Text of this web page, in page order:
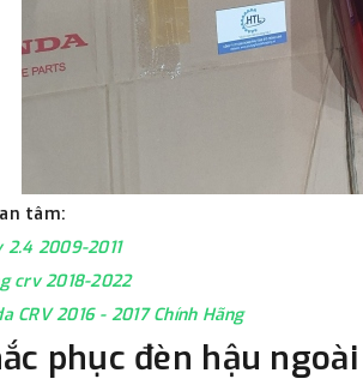
tâm:
2.4 2009-2011
crv 2018-2022
CRV 2016 - 2017 Chính Hãng
phục đèn hậu